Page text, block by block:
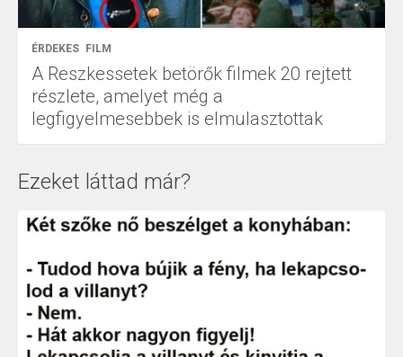
ÉRDEKES FILM
A Reszkessetek betörők filmek 20 rejtett
részlete, amelyet még a
legfigyelmesebbek is elmulasztottak
Ezeket láttad már?